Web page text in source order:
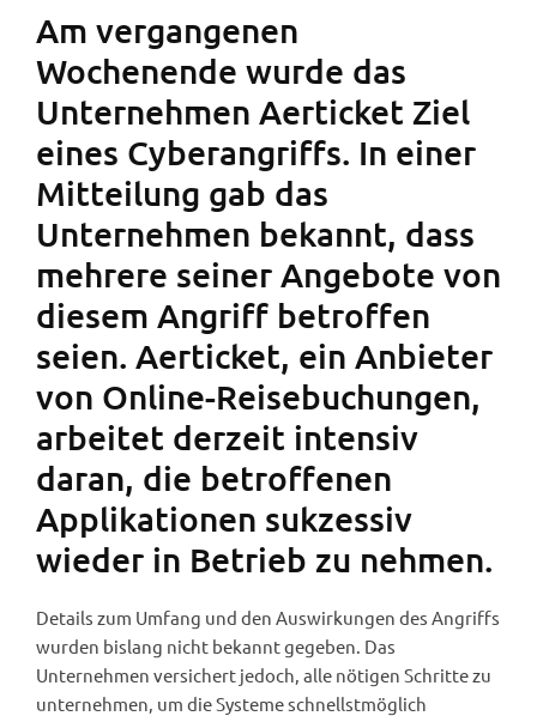
Am vergangenen
Wochenende wurde das
Unternehmen Aerticket Ziel
eines Cyberangriffs. In einer
Mitteilung gab das
Unternehmen bekannt, dass
mehrere seiner Angebote von
diesem Angriff betroffen
seien. Aerticket, ein Anbieter
von Online-Reisebuchungen,
arbeitet derzeit intensiv
daran, die betroffenen
Applikationen sukzessiv
wieder in Betrieb zu nehmen.
Details zum Umfang und den Auswirkungen des Angriffs
wurden bislang nicht bekannt gegeben. Das
Unternehmen versichert jedoch, alle nötigen Schritte zu
unternehmen, um die Systeme schnellstmöglich